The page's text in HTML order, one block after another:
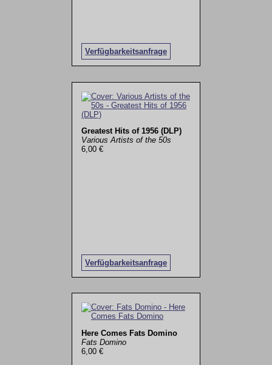
Verfügbarkeitsanfrage
Greatest Hits of 1956 (DLP)
Various Artists of the 50s
6,00 €
Verfügbarkeitsanfrage
Here Comes Fats Domino
Fats Domino
6,00 €